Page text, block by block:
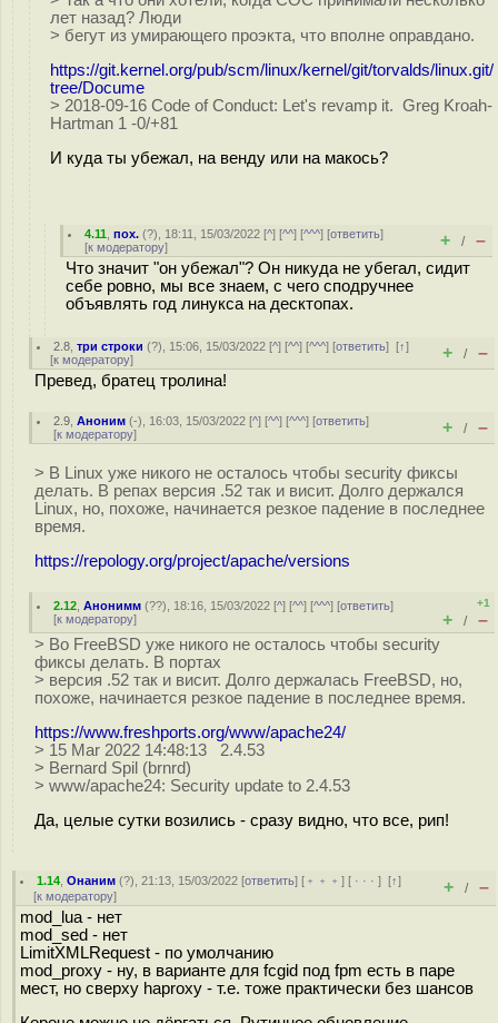
лет назад? Люди
> бегут из умирающего проэкта, что вполне оправдано.
https://git.kernel.org/pub/scm/linux/kernel/git/torvalds/linux.git/
tree/Docume
> 2018-09-16 Code of Conduct: Let's revamp it. Greg Kroah-
Hartman 1 -0/+81
И куда ты убежал, на венду или на макось?
4.11 ,пох. (?), 18:11, 15/03/2022 [^] [^^] [^^^] [ответить]
[к модератору] + / –
Что значит "он убежал"? Он никуда не убегал, сидит
себе ровно, мы все знаем, с чего сподручнее
объявлять год линукса на десктопах.
2.8 ,три строки (?), 15:06, 15/03/2022 [^] [^^] [^^^] [ответить][↑]
[к модератору] + / –
Превед, братец тролина!
2.9 ,Аноним (-), 16:03, 15/03/2022 [^] [^^] [^^^] [ответить]
[к модератору] + / –
> В Linux уже никого не осталось чтобы security фиксы
делать. В репах версия .52 так и висит. Долго держался
Linux, но, похоже, начинается резкое падение в последнее
время.
https://repology.org/project/apache/versions
2.12 ,Анонимм (??), 18:16, 15/03/2022 [^] [^^] [^^^] [ответить]
[к модератору]
+1
+ / –
> Во FreeBSD уже никого не осталось чтобы security
фиксы делать. В портах
> версия .52 так и висит. Долго держалась FreeBSD, но,
похоже, начинается резкое падение в последнее время.
https://www.freshports.org/www/apache24/
> 15 Mar 2022 14:48:13 2.4.53
> Bernard Spil (brnrd)
> www/apache24: Security update to 2.4.53
Да, целые сутки возились - сразу видно, что все, рип!
1.14 ,Онаним (?), 21:13, 15/03/2022 [ответить] [ ﹢﹢﹢] [ · · ·][↑]
[к модератору] + / –
mod_lua - нет
mod_sed - нет
LimitXMLRequest - по умолчанию
mod_proxy - ну, в варианте для fcgid под fpm есть в паре
мест, но сверху haproxy - т.е. тоже практически без шансов